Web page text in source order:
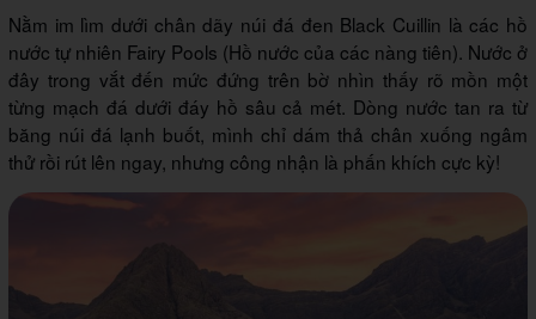
Nằm im lìm dưới chân dãy núi đá đen Black Cuillin là các hồ
nước tự nhiên Fairy Pools (Hồ nước của các nàng tiên). Nước ở
đây trong vắt đến mức đứng trên bờ nhìn thấy rõ mồn một
từng mạch đá dưới đáy hồ sâu cả mét. Dòng nước tan ra từ
băng núi đá lạnh buốt, mình chỉ dám thả chân xuống ngâm
thử rồi rút lên ngay, nhưng công nhận là phấn khích cực kỳ!